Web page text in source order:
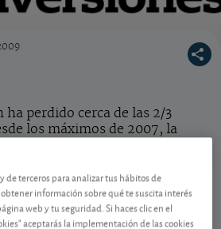
perdido cerca de las 2/3
los máximos de 2007, la
10,15 EUR
0,05 EUR (0,50 %)
de terceros para analizar tus hábitos de
información sobre qué te suscita interés
web y tu seguridad. Si haces clic en el
aceptarás la implementación de las cookies